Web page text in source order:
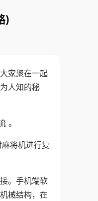
)
家聚在一起
人知的秘
。
将机进行复
。手机端软
械结构，在